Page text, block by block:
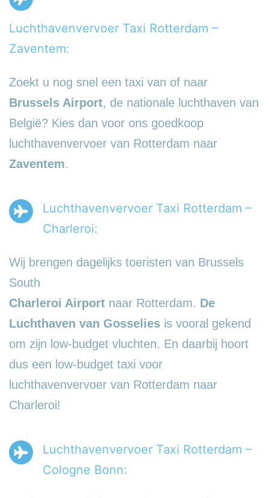
Luchthavenvervoer Taxi Rotterdam –
Zaventem:
Zoekt u nog snel een taxi van of naar
Brussels Airport, de nationale luchthaven van
België? Kies dan voor ons goedkoop
luchthavenvervoer van Rotterdam naar
Zaventem.
Luchthavenvervoer Taxi Rotterdam –
Charleroi:
Wij brengen dagelijks toeristen van Brussels
South
Charleroi Airport naar Rotterdam. De
Luchthaven van Gosselies is vooral gekend
om zijn low-budget vluchten. En daarbij hoort
dus een low-budget taxi voor
luchthavenvervoer van Rotterdam naar
Charleroi!
Luchthavenvervoer Taxi Rotterdam –
Cologne Bonn: